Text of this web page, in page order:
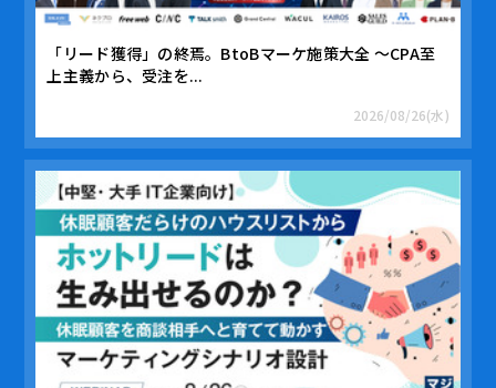
「リード獲得」の終焉。BtoBマーケ施策大全 ～CPA至
上主義から、受注を...
2026/08/26(水)